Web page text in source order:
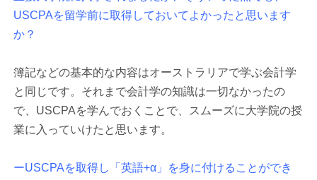
USCPAを留学前に取得しておいてよかったと思います
か？
簿記などの基本的な内容はオーストラリアで学ぶ会計学
と同じです。それまで会計学の知識は一切なかったの
で、USCPAを学んでおくことで、スムーズに大学院の授
業に入っていけたと思います。
ーUSCPAを取得し「英語+α」を身に付けることができ